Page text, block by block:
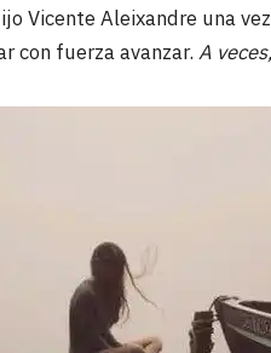
Vicente Aleixandre una
con fuerza avanzar. A